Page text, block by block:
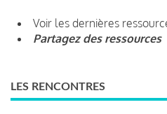
Voir les dernières
Partagez des ressources
LES RENCONTRES